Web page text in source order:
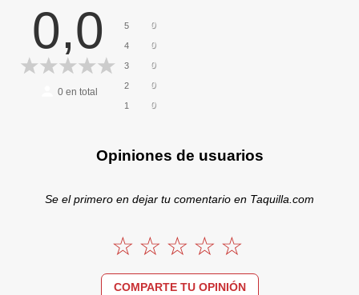
0,0
0en total
5 0
4 0
3 0
2 0
1 0
Opiniones de usuarios
Se el primero en dejar tu comentario en Taquilla.com
COMPARTE TU OPINIÓN